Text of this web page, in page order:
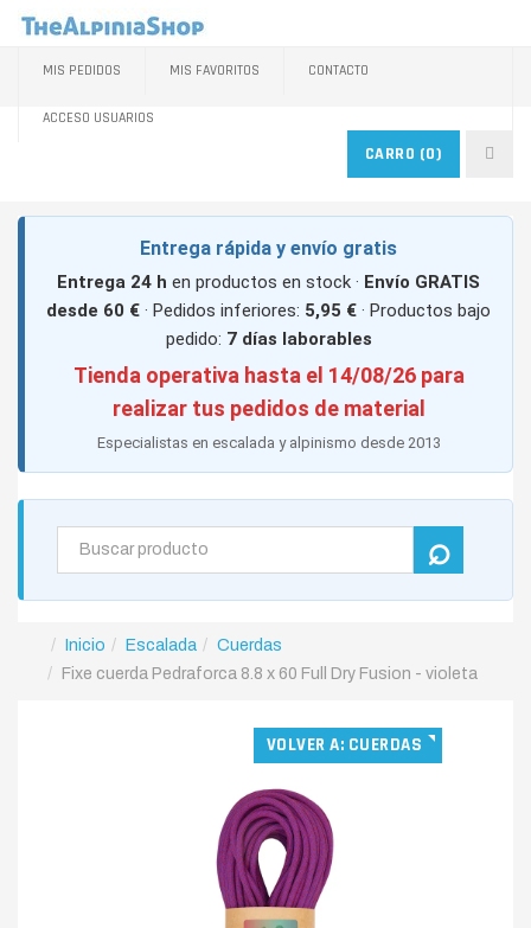
MIS PEDIDOS MIS FAVORITOS CONTACTO
ACCESO USUARIOS
CARRO (0)
Entrega rápida y envío gratis
Entrega 24 h en productos en stock · Envío GRATIS
desde 60 € · Pedidos inferiores: 5,95 € · Productos bajo
pedido: 7 días laborables
Tienda operativa hasta el 14/08/26 para
realizar tus pedidos de material
Especialistas en escalada y alpinismo desde 2013
Inicio Escalada
Cuerdas
Fixe cuerda Pedraforca 8.8 x 60 Full Dry Fusion - violeta
VOLVER A: CUERDAS